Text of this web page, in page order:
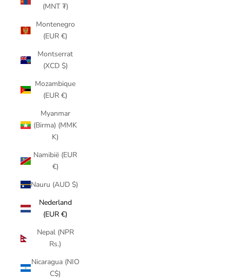
(MNT ₮)
Montenegro
(EUR €)
Montserrat
(XCD $)
Mozambique
(EUR €)
Myanmar
(Birma) (MMK
K)
Namibië (EUR
€)
Nauru (AUD $)
Nederland
(EUR €)
Nepal (NPR
Rs.)
Nicaragua (NIO
C$)